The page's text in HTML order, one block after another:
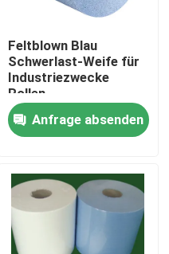
Feltblown Blau
Schwerlast-Weife für
Industriezwecke
Rollen
Polypropylenmaterial
Anfrage absenden